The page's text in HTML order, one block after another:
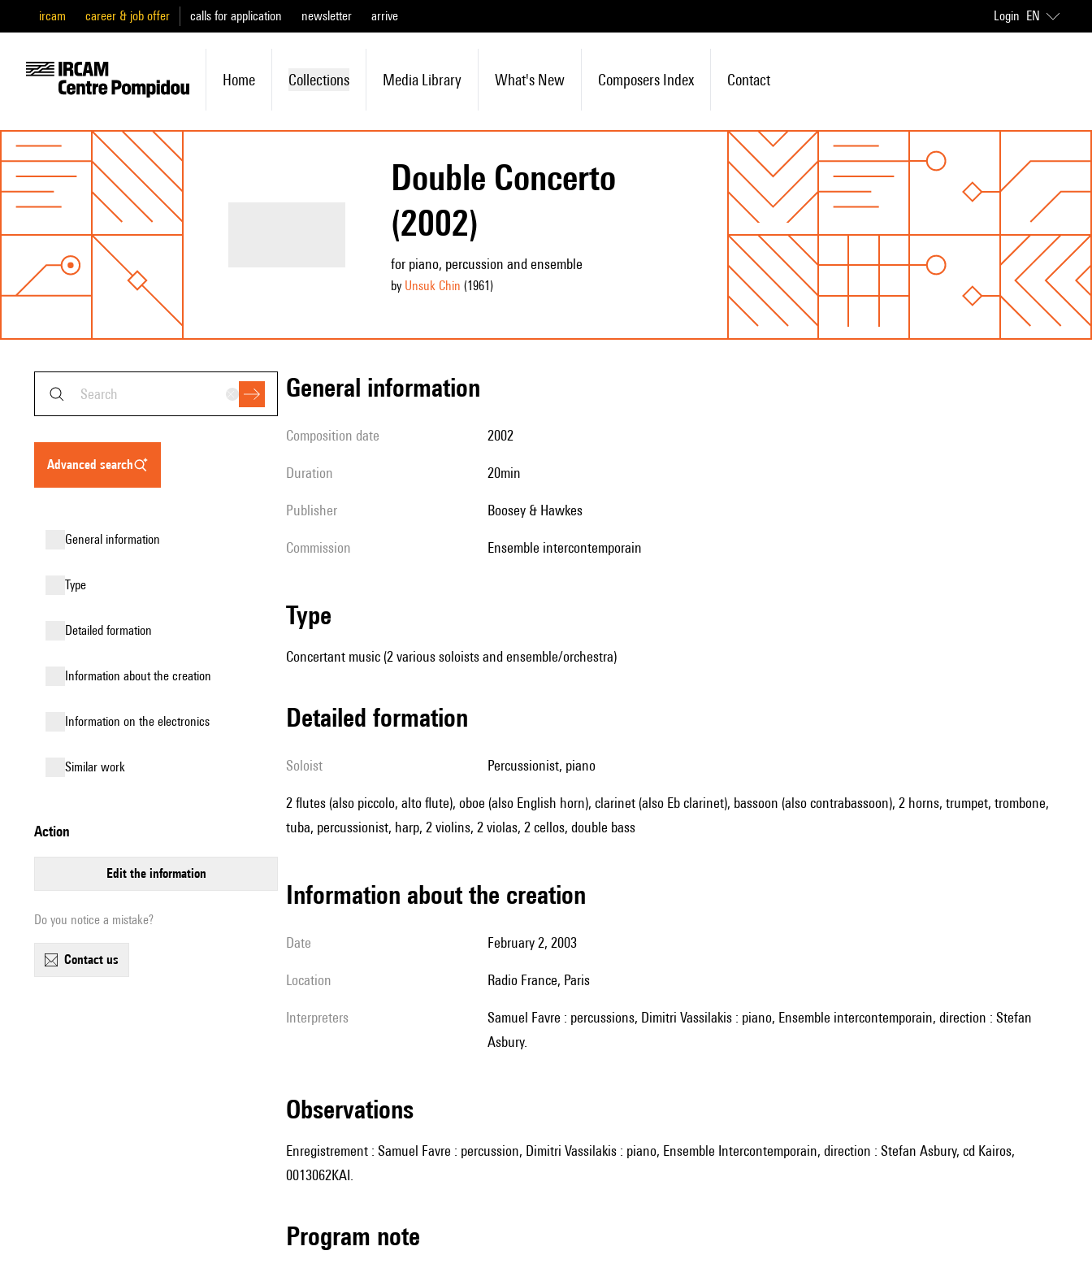
ircam career & job offer calls for application newsletter arrive Login EN
Home Collections Media Library What's New Composers Index Contact
Double Concerto
(2002)
for piano, percussion and ensemble
by Unsuk Chin (1961)
advanced search
general information
type
detailed formation
information about the creation
Information on the electronics
similar work
action
edit the information
Do you notice a mistake?
contact us
general information
composition date 2002
duration 20min
publisher Boosey & Hawkes
Commission Ensemble intercontemporain
type
Concertant music (2 various soloists and ensemble/orchestra)
detailed formation
Soloist percussionist, piano
2 flutes (also piccolo, alto flute), oboe (also English horn), clarinet (also Eb clarinet), bassoon (also contrabassoon), 2 horns, trumpet, trombone,
tuba, percussionist, harp, 2 violins, 2 violas, 2 cellos, double bass
information about the creation
date February 2, 2003
location Radio France, Paris
interpreters
Samuel Favre : percussions, Dimitri Vassilakis : piano, Ensemble intercontemporain, direction : Stefan
Asbury.
observations
Enregistrement : Samuel Favre : percussion, Dimitri Vassilakis : piano, Ensemble Intercontemporain, direction : Stefan Asbury, cd Kairos,
0013062KAI.
Program note